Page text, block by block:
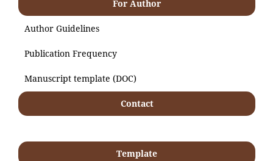
For Author
Author Guidelines
Publication Frequency
Manuscript template (DOC)
Contact
Template